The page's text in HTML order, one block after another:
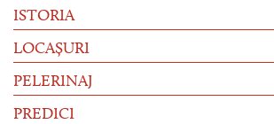
ISTORIA
LOCAȘURI
PELERINAJ
PREDICI